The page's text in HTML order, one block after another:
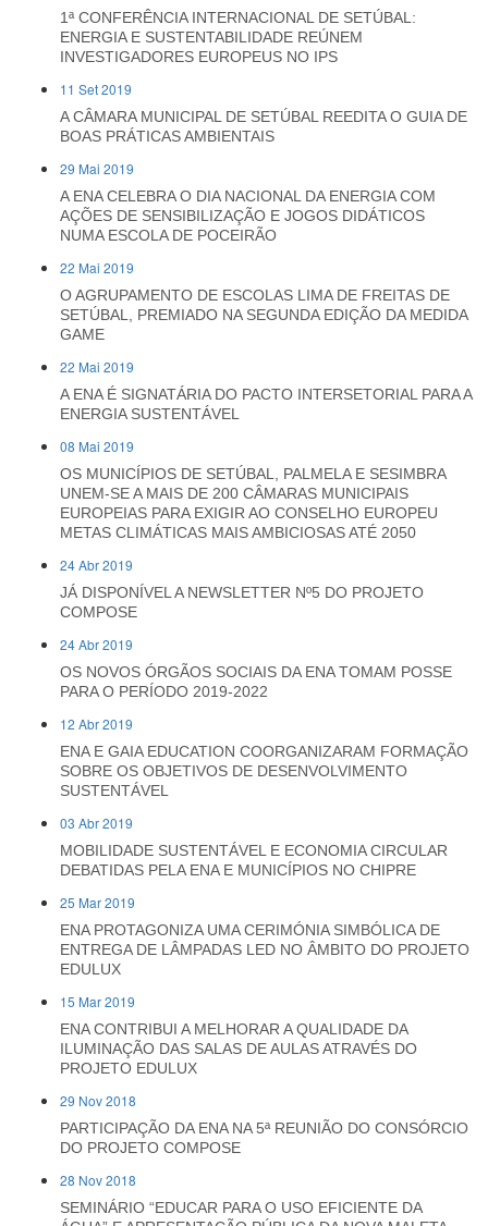
1ª CONFERÊNCIA INTERNACIONAL DE SETÚBAL:
ENERGIA E SUSTENTABILIDADE REÚNEM
INVESTIGADORES EUROPEUS NO IPS
11 Set 2019
A CÂMARA MUNICIPAL DE SETÚBAL REEDITA O GUIA DE
BOAS PRÁTICAS AMBIENTAIS
29 Mai 2019
A ENA CELEBRA O DIA NACIONAL DA ENERGIA COM
AÇÕES DE SENSIBILIZAÇÃO E JOGOS DIDÁTICOS
NUMA ESCOLA DE POCEIRÃO
22 Mai 2019
O AGRUPAMENTO DE ESCOLAS LIMA DE FREITAS DE
SETÚBAL, PREMIADO NA SEGUNDA EDIÇÃO DA MEDIDA
GAME
22 Mai 2019
A ENA É SIGNATÁRIA DO PACTO INTERSETORIAL PARA A
ENERGIA SUSTENTÁVEL
08 Mai 2019
OS MUNICÍPIOS DE SETÚBAL, PALMELA E SESIMBRA
UNEM-SE A MAIS DE 200 CÂMARAS MUNICIPAIS
EUROPEIAS PARA EXIGIR AO CONSELHO EUROPEU
METAS CLIMÁTICAS MAIS AMBICIOSAS ATÉ 2050
24 Abr 2019
JÁ DISPONÍVEL A NEWSLETTER Nº5 DO PROJETO
COMPOSE
24 Abr 2019
OS NOVOS ÓRGÃOS SOCIAIS DA ENA TOMAM POSSE
PARA O PERÍODO 2019-2022
12 Abr 2019
ENA E GAIA EDUCATION COORGANIZARAM FORMAÇÃO
SOBRE OS OBJETIVOS DE DESENVOLVIMENTO
SUSTENTÁVEL
03 Abr 2019
MOBILIDADE SUSTENTÁVEL E ECONOMIA CIRCULAR
DEBATIDAS PELA ENA E MUNICÍPIOS NO CHIPRE
25 Mar 2019
ENA PROTAGONIZA UMA CERIMÓNIA SIMBÓLICA DE
ENTREGA DE LÂMPADAS LED NO ÂMBITO DO PROJETO
EDULUX
15 Mar 2019
ENA CONTRIBUI A MELHORAR A QUALIDADE DA
ILUMINAÇÃO DAS SALAS DE AULAS ATRAVÉS DO
PROJETO EDULUX
29 Nov 2018
PARTICIPAÇÃO DA ENA NA 5ª REUNIÃO DO CONSÓRCIO
DO PROJETO COMPOSE
28 Nov 2018
SEMINÁRIO “EDUCAR PARA O USO EFICIENTE DA